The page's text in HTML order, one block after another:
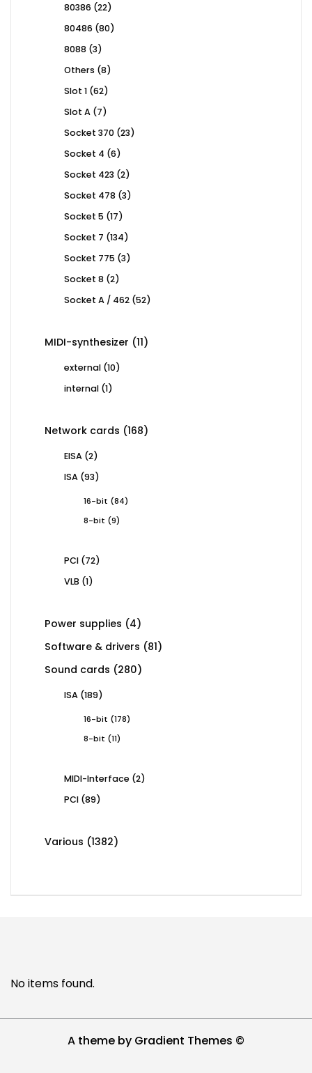
80386 2222
80486 8080
8088 33
Others 88
Slot 1 6262
Slot A 77
Socket 370 2323
Socket 4 66
Socket 423 22
Socket 478 33
Socket 5 1717
Socket 7 134134
Socket 775 33
Socket 8 22
Socket A / 462 5252
MIDI-synthesizer 1111
external 1010
internal 11
Network cards 168168
EISA 22
ISA 9393
16-bit 8484
8-bit
99
PCI 7272
VLB 11
Power supplies 44
products
Software & drivers 8181
Sound cards 280280
ISA 189189
16-bit 178178
8-bit
1111
MIDI-Interface 22
PCI 8989
Various 13821382
No items found.
A theme by Gradient Themes ©